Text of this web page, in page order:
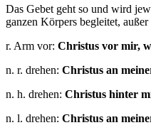
Das Gebet geht so und wird
ganzen Körpers begleitet,
r. Arm vor: Christus vor mir,
n. r. drehen: Christus an
n. h. drehen: Christus hinter
n. l. drehen: Christus an